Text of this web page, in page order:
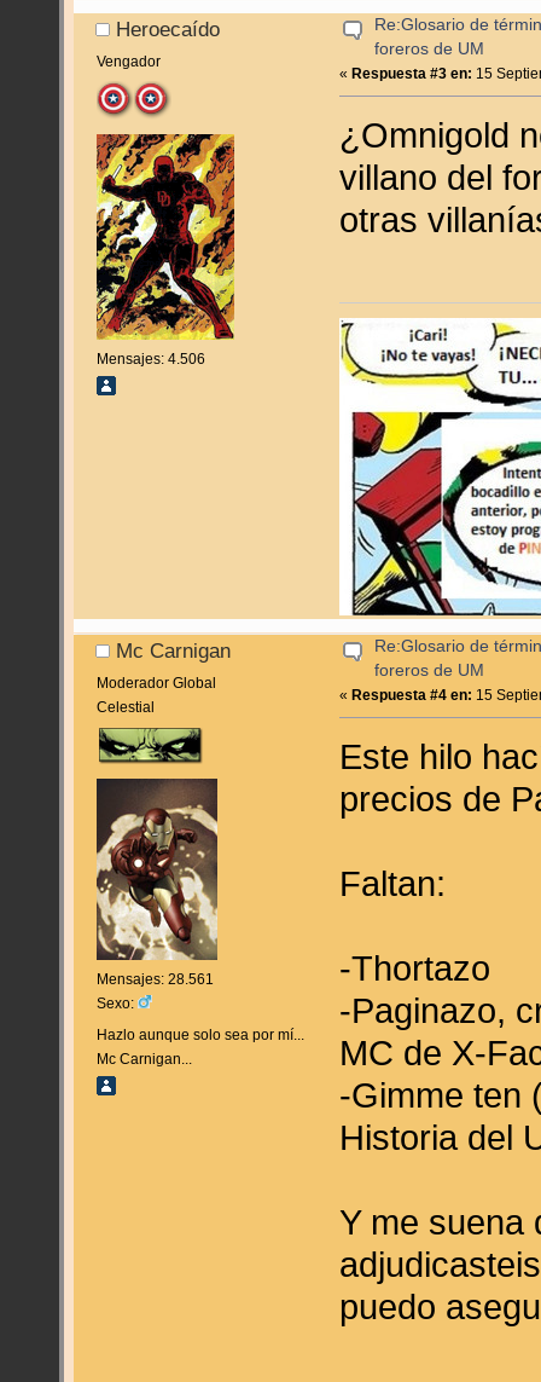
Heroecaído
Vengador
Mensajes: 4.506
Re:Glosario de
foreros de UM
«Respuesta #3 en: 15
¿Omnigold
villano del
otras
Mc Carnigan
Moderador Global
Celestial
Mensajes: 28.561
Sexo:
Hazlo aunque solo sea por mí...
Mc Carnigan...
Re:Glosario de
foreros de UM
«Respuesta #4 en: 15
Este hilo
precios de
Faltan:
-Thortazo
-Paginazo,
MC de X-
-Gimme ten
Historia del
Y me suena
puedo